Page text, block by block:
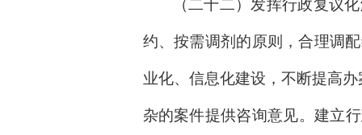
（二十二）发挥行政复议
约、按需调剂的原则，合理调
业化、信息化建设，不断提高
杂的案件提供咨询意见。建立